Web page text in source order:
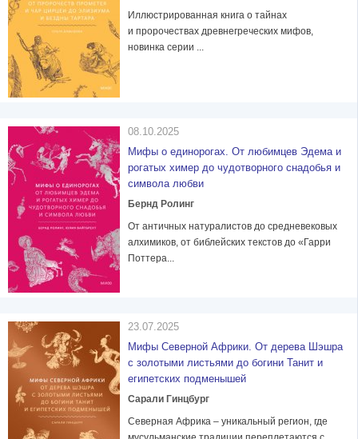
Иллюстрированная книга о тайнах
и пророчествах древнегреческих мифов,
новинка серии ...
08.10.2025
Мифы о единорогах. От любимцев Эдема и
рогатых химер до чудотворного снадобья и
символа любви
Бернд Ролинг
От античных натуралистов до средневековых
алхимиков, от библейских текстов до «Гарри
Поттера...
23.07.2025
Мифы Северной Африки. От дерева Шэшра
с золотыми листьями до богини Танит и
египетских подменышей
Сарали Гинцбург
Северная Африка – уникальный регион, где